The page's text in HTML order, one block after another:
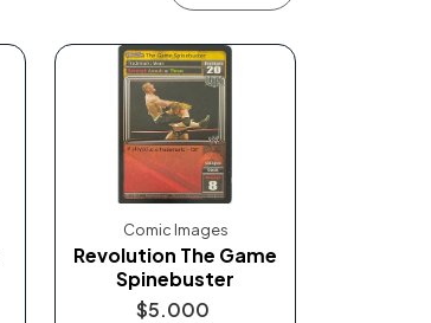
Comic Images
Revolution The Game
Spinebuster
$5.000